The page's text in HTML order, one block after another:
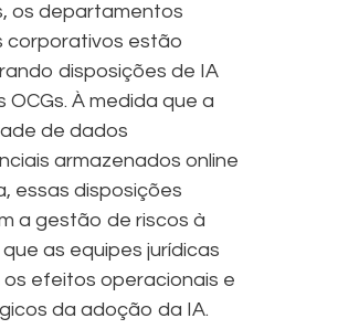
os departamentos
corporativos estão
disposições de IA
OCGs. À medida que a
de dados
armazenados online
essas disposições
a gestão de riscos à
as equipes jurídicas
os efeitos operacionais e
da adoção da IA.